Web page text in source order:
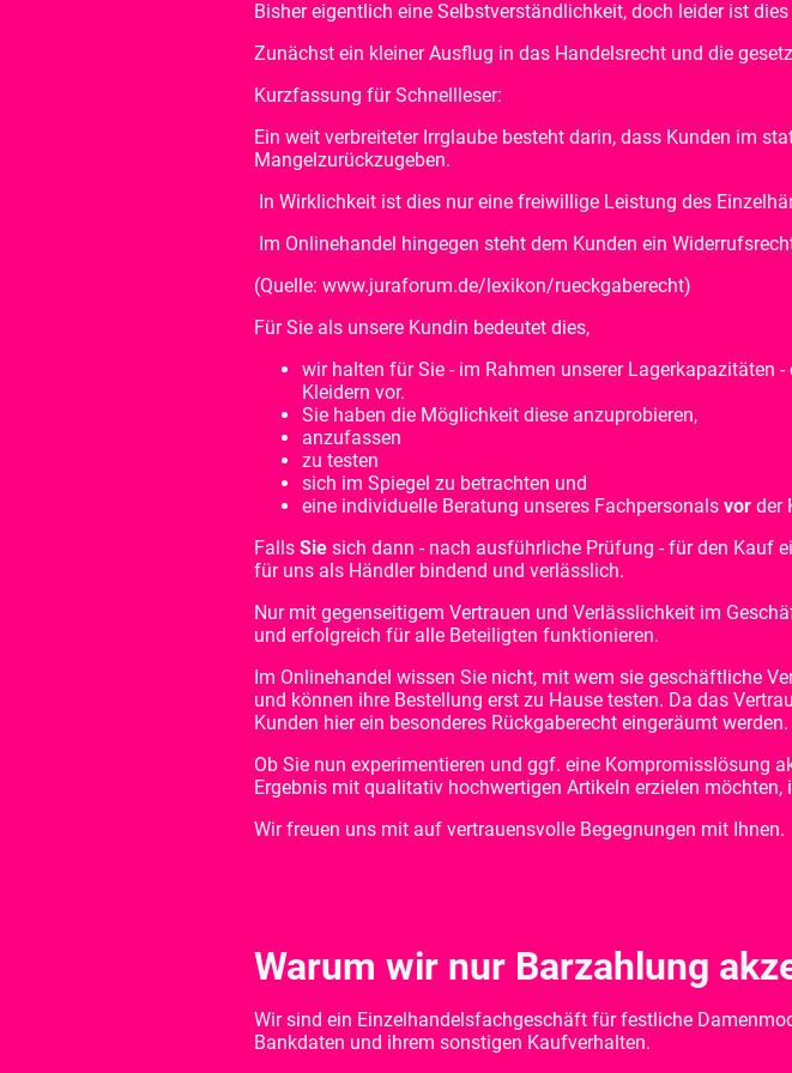
Bisher eigentlich eine Selbstverständlichkeit, doch leider ist
Zunächst ein kleiner Ausflug in das Handelsrecht und die
Kurzfassung für Schnellleser:
Ein weit verbreiteter Irrglaube besteht darin, dass Kunden im
Mangelzurückzugeben.
In Wirklichkeit ist dies nur eine freiwillige Leistung des
Im Onlinehandel hingegen steht dem Kunden ein
(Quelle: www.juraforum.de/lexikon/rueckgaberecht)
Für Sie als unsere Kundin bedeutet dies,
wir halten für Sie - im Rahmen unserer Lagerkapazitäten
Kleidern vor.
Sie haben die Möglichkeit diese anzuprobieren,
anzufassen
zu testen
sich im Spiegel zu betrachten und
eine individuelle Beratung unseres Fachpersonals vor der
Falls Sie sich dann - nach ausführliche Prüfung - für den Kauf
für uns als Händler bindend und verlässlich.
Nur mit gegenseitigem Vertrauen und Verlässlichkeit im
und erfolgreich für alle Beteiligten funktionieren.
Im Onlinehandel wissen Sie nicht, mit wem sie geschäftliche
und können ihre Bestellung erst zu Hause testen. Da das
Kunden hier ein besonderes Rückgaberecht eingeräumt werden.
Ob Sie nun experimentieren und ggf. eine Kompromisslösung
Ergebnis mit qualitativ hochwertigen Artikeln erzielen
​Wir freuen uns mit auf vertrauensvolle Begegnungen mit Ihnen.
Warum wir nur Barzahlung
Wir sind ein Einzelhandelsfachgeschäft für festliche
Bankdaten und ihrem sonstigen Kaufverhalten.